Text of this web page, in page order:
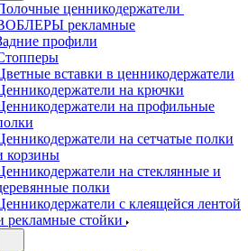
ценникодержатели
рекламные
профили
вставки в ценникодержатели
на крючки
на профильные
на сетчатые полки
корзины
на стеклянные и
полки
с клеящейся лентой
рекламные стойки